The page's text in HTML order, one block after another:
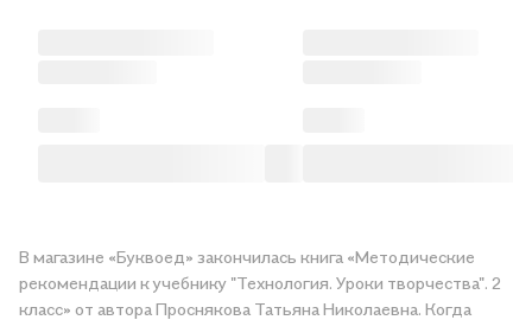
В магазине «Буквоед» закончилась книга «Методические
рекомендации к учебнику "Технология. Уроки творчества". 2
класс» от автора Проснякова Татьяна Николаевна. Когда